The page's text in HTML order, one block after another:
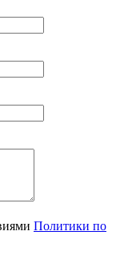
Политики по